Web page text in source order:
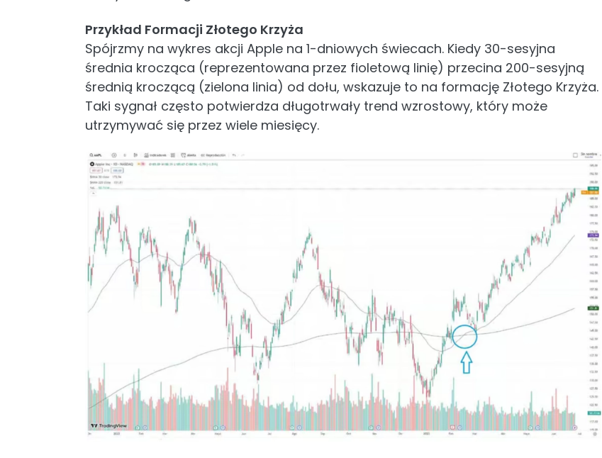
Przykład Formacji Złotego Krzyża
Spójrzmy na wykres akcji Apple na 1-dniowych świecach. Kiedy 30-sesyjna
średnia krocząca (reprezentowana przez fioletową linię) przecina 200-sesyjną
średnią kroczącą (zielona linia) od dołu, wskazuje to na formację Złotego Krzyża.
Taki sygnał często potwierdza długotrwały trend wzrostowy, który może
utrzymywać się przez wiele miesięcy.